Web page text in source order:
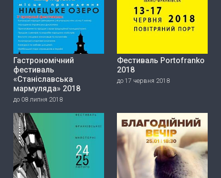
Гастрономічний
фестиваль
«Станіславська
мармуляда» 2018
до 08 липня 2018
Фестиваль Portofranko
2018
до 17 червня 2018